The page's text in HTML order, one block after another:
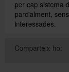
per cap sistema
parcialment,
interessades.
Comparteix-ho: